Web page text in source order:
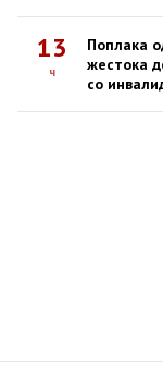
13
ч
Поплака
жестока
со